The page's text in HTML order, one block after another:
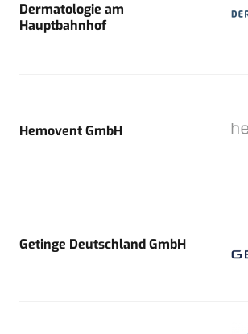
Dermatologie am
Hauptbahnhof
Hemovent GmbH
Getinge Deutschland GmbH